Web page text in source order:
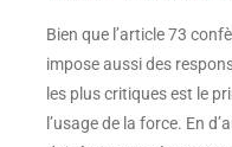
Bien que l’article 73
impose aussi des
les plus critiques est le
l’usage de la force. En